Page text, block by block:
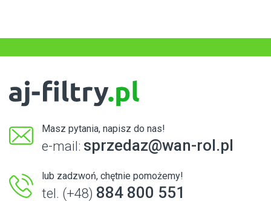
Masz pytania, napisz do nas!
e-mail: sprzedaz@wan-rol.pl
lub zadzwoń, chętnie pomożemy!
tel. (+48) 884 800 551